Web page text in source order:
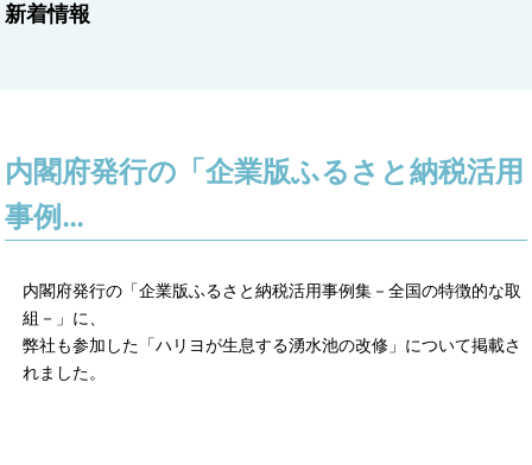
新着情報
内閣府発行の「企業版ふるさと納税活用
事例…
内閣府発行の「企業版ふるさと納税活用事例集－全国の特徴的な取
組－」に、
弊社も参加した「ハリヨが生息する湧水池の改修」について掲載さ
れました。